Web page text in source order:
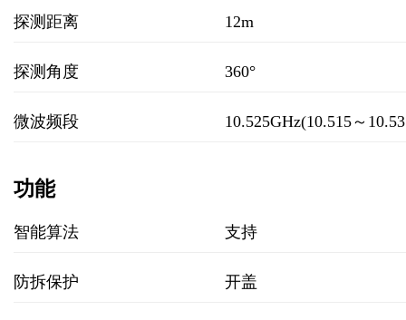
探测距离 12m
探测角度 360°
微波频段 10.525GHz(10.515～
功能
智能算法 支持
防拆保护 开盖